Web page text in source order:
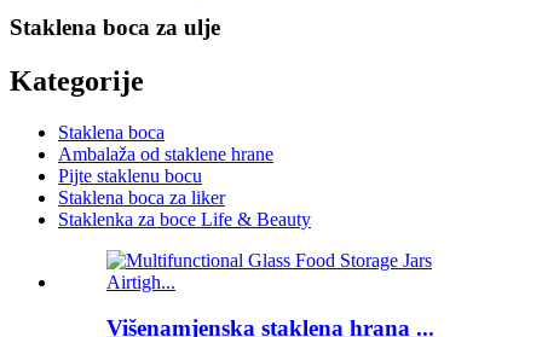
Staklena boca za ulje
Kategorije
Staklena boca
Ambalaža od staklene hrane
Pijte staklenu bocu
Staklena boca za liker
Staklenka za boce Life & Beauty
Višenamjenska staklena hrana ...